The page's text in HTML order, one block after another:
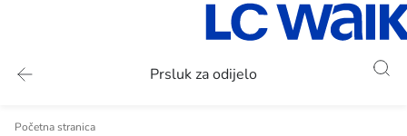
Prsluk za odijelo
Početna stranica